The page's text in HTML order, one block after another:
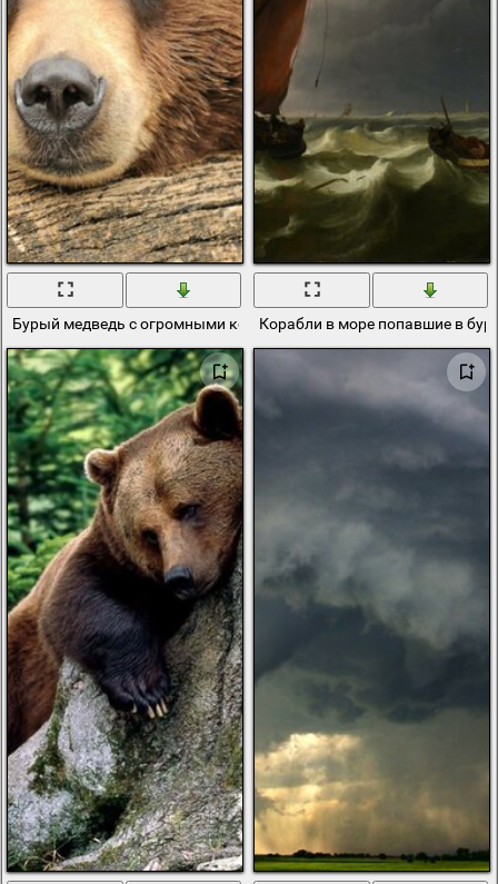
Бурый медведь с огромными когтями смотрит из-за бревна
Корабли в море попавшие в